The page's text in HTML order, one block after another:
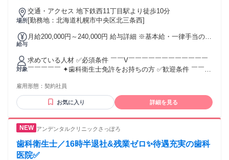
場所
交通・アクセス 地下鉄西11丁目駅より徒歩10分
[勤務地：北海道札幌市中央区北三条西]
給与
月給200,000円～240,000円 給与詳細 ※基本給・一律手当の総
手当】 全員に一律で支払われる通勤・皆勤・家族手当金額：
なし 全員に一律で支払われるその他手当金額：あり 1ヶ月あ
たり2万円 〜 4万円 ■一律資格手当（歯科衛生士） 2万円～4
万円 ■昇給あり ■賞与あり（勤続1年以降対象） ※昇給・賞与
対象
求めている人材 ✅必須条件 ￣￣V￣￣￣￣￣￣￣￣￣￣￣￣
￣￣￣￣￣ ✦歯科衛生士免許をお持ちの方 ✅歓迎条件 ￣￣V
実務経験がある方 ✦新しい環境でスキルアップしたい方 ✦周
囲と協力して仕事を進められる方 ⭐こんな⽅にぴったり ￣￣
V￣￣￣￣￣￣￣￣￣￣￣￣￣￣￣￣￣ ✦向上心があり、自発
姿勢で業務に取り組める方
雇用形態： 契約社員
お気に入り 詳細を見る
アンデンタルクリニックさっぽろ
歯科衛生士／16時半退社&残業ゼロ✨待遇充実の歯科
医院✅